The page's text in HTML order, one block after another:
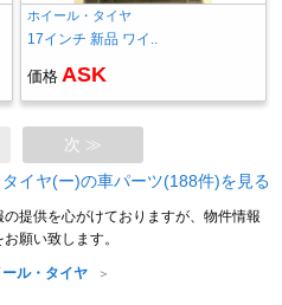
ホイール・タイヤ
17インチ 新品 ワイ..
価格 ASK
次 ≫
イヤ(ー)の車パーツ(188件)を見る
の提供を心がけておりますが、物件情報
願い致します。
ル・タイヤ